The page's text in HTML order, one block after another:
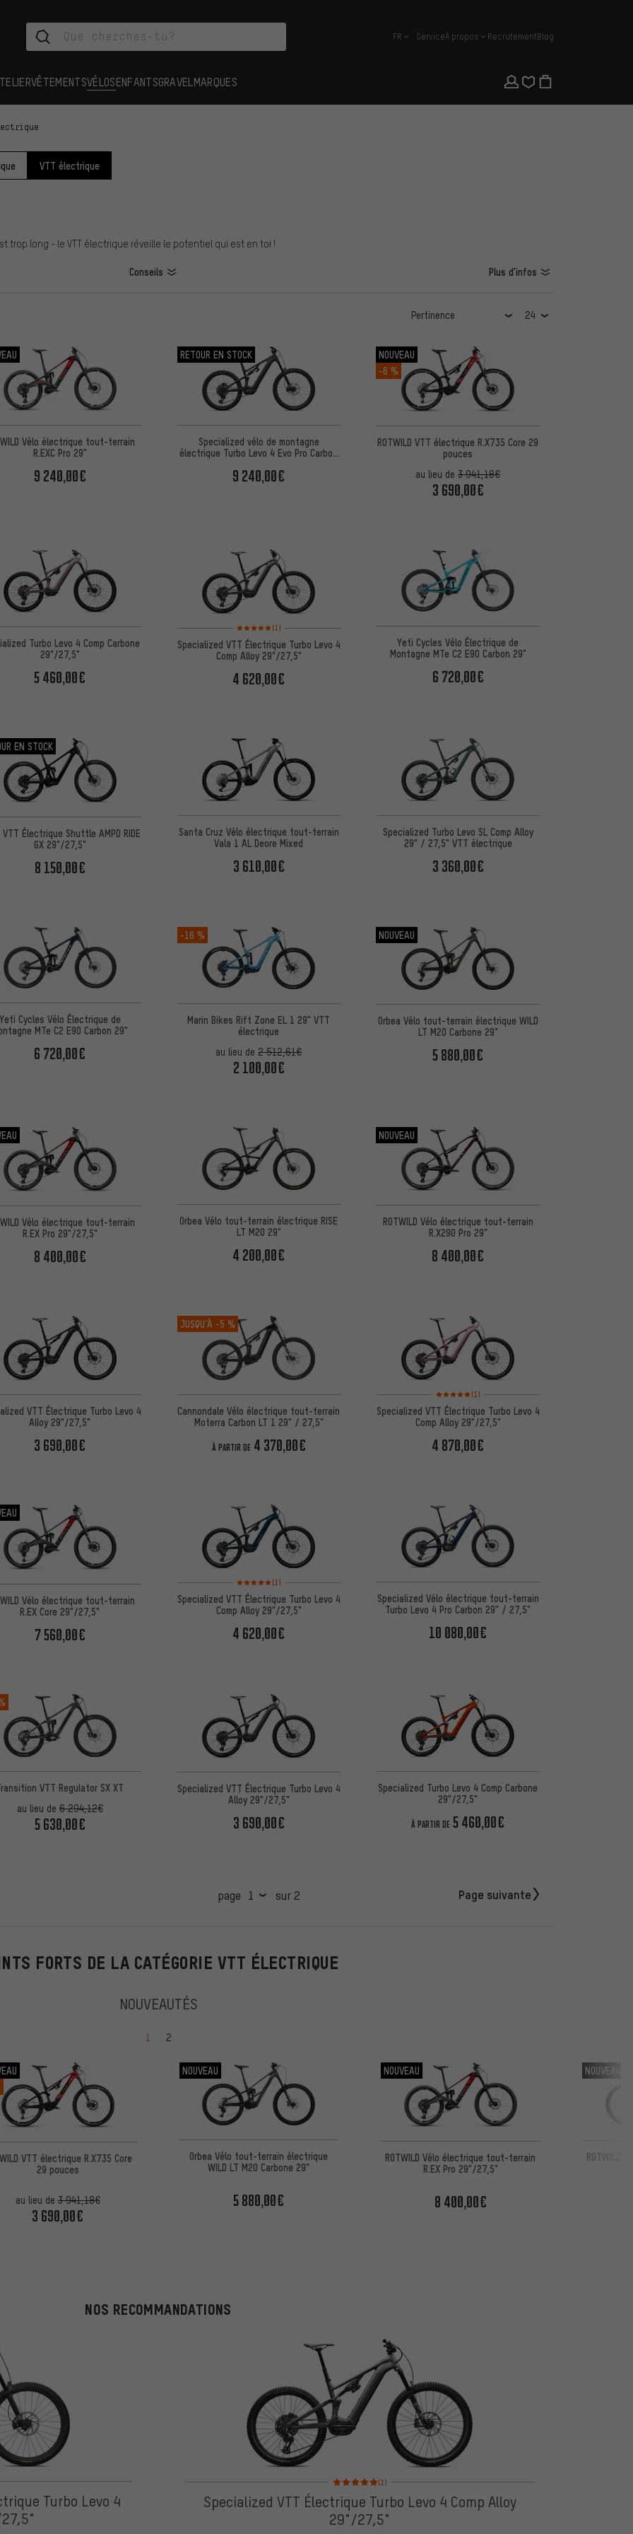
français
FR ServiceÀ propos RecrutementBlog
VÊTEMENTSVÉLOSENFANTSGRAVEL MARQUES
VTT électrique
long - le VTT électrique réveille le potentiel qui est en toi !
Conseils Plus d'infos
Vélo électrique tout-terrain
R.EXC Pro 29"
9 240,00€
RETOUR EN STOCK
Specialized vélo de montagne
électrique Turbo Levo 4 Evo Pro Carbon
9 240,00€
NOUVEAU
-6 %
ROTWILD VTT électrique R.X735 Core 29
pouces
au lieu de3 941,18€
3 690,00€
Turbo Levo 4 Comp Carbone
29"/27,5"
5 460,00€
Note moyenne : 5 sur 5 d'après 1 avis
(1)
Specialized VTT Électrique Turbo Levo 4
Comp Alloy 29"/27,5"
4 620,00€
Yeti Cycles Vélo Électrique de
Montagne MTe C2 E90 Carbon 29"
6 720,00€
EN STOCK
Électrique Shuttle AMPD RIDE
GX 29"/27,5"
8 150,00€
Santa Cruz Vélo électrique tout-terrain
Vala 1 AL Deore Mixed
3 610,00€
Specialized Turbo Levo SL Comp Alloy
29" / 27,5" VTT électrique
3 360,00€
Yeti Cycles Vélo Électrique de
MTe C2 E90 Carbon 29"
6 720,00€
-16 %
Marin Bikes Rift Zone EL 1 29" VTT
électrique
au lieu de2 512,61€
2 100,00€
NOUVEAU
Orbea Vélo tout-terrain électrique WILD
LT M20 Carbone 29"
5 880,00€
Vélo électrique tout-terrain
R.EX Pro 29"/27,5"
8 400,00€
Orbea Vélo tout-terrain électrique RISE
LT M20 29"
4 200,00€
NOUVEAU
ROTWILD Vélo électrique tout-terrain
R.X290 Pro 29"
8 400,00€
VTT Électrique Turbo Levo 4
Alloy 29"/27,5"
3 690,00€
JUSQU’À -5 %
Cannondale Vélo électrique tout-terrain
Moterra Carbon LT 1 29" / 27,5"
À PARTIR DE 4 370,00€
Note moyenne : 5 sur 5 d'après 1 avis
(1)
Specialized VTT Électrique Turbo Levo 4
Comp Alloy 29"/27,5"
4 870,00€
Vélo électrique tout-terrain
R.EX Core 29"/27,5"
7 560,00€
Note moyenne : 5 sur 5 d'après 1 avis
(1)
Specialized VTT Électrique Turbo Levo 4
Comp Alloy 29"/27,5"
4 620,00€
Specialized Vélo électrique tout-terrain
Turbo Levo 4 Pro Carbon 29" / 27,5"
10 080,00€
VTT Regulator SX XT
au lieu de 6 294,12€
5 630,00€
Specialized VTT Électrique Turbo Levo 4
Alloy 29"/27,5"
3 690,00€
Specialized Turbo Levo 4 Comp Carbone
29"/27,5"
À PARTIR DE 5 460,00€
page sur 2 Page suivante
FORTS DE LA CATÉGORIE VTT ÉLECTRIQUE
NOUVEAUTÉS
VTT électrique R.X735 Core
29 pouces
au lieu de3 941,18€
3 690,00€
NOUVEAU
Orbea Vélo tout-terrain électrique
WILD LT M20 Carbone 29"
5 880,00€
NOUVEAU
ROTWILD Vélo électrique tout-terrain
R.EX Pro 29"/27,5"
8 400,00€
NOUVEAU
ROTWILD
Passer à la page
1 Passer à la page
2
NOS RECOMMANDATIONS
Turbo Levo 4
Note moyenne : 5 sur 5 d'après 1 avis
(1)
Specialized VTT Électrique Turbo Levo 4 Comp Alloy
29"/27,5"